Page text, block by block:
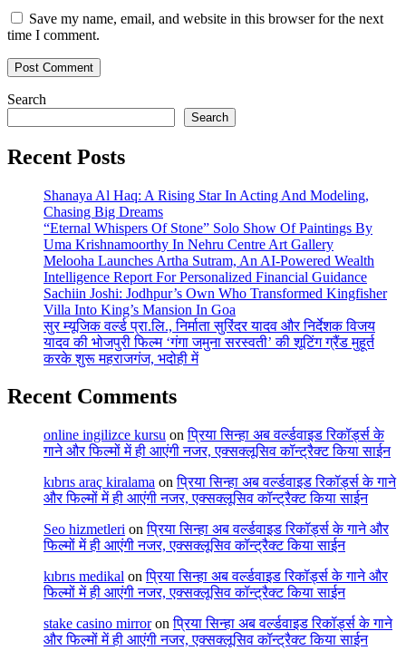
Save my name, email, and website in this browser for the next
time I comment.
Search
Search
Recent Posts
Shanaya Al Haq: A Rising Star In Acting And Modeling,
Chasing Big Dreams
“Eternal Whispers Of Stone” Solo Show Of Paintings By
Uma Krishnamoorthy In Nehru Centre Art Gallery
Melooha Launches Artha Sutram, An AI-Powered Wealth
Intelligence Report For Personalized Financial Guidance
Sachiin Joshi: Jodhpur’s Own Who Transformed Kingfisher
Villa Into King’s Mansion In Goa
सुर म्यूजिक वर्ल्ड प्रा.लि., निर्माता सुरिंदर यादव और निर्देशक विजय
यादव की भोजपुरी फिल्म ‘गंगा जमुना सरस्वती’ की शूटिंग ग्रैंड मुहूर्त
करके शुरू महराजगंज, भदोही में
Recent Comments
online ingilizce kursu onप्रिया सिन्हा अब वर्ल्डवाइड रिकॉर्ड्स के
गाने और फिल्मों में ही आएंगी नजर, एक्सक्लूसिव कॉन्ट्रैक्ट किया साईन
kıbrıs araç kiralama onप्रिया सिन्हा अब वर्ल्डवाइड रिकॉर्ड्स के गाने
और फिल्मों में ही आएंगी नजर, एक्सक्लूसिव कॉन्ट्रैक्ट किया साईन
Seo hizmetleri onप्रिया सिन्हा अब वर्ल्डवाइड रिकॉर्ड्स के गाने और
फिल्मों में ही आएंगी नजर, एक्सक्लूसिव कॉन्ट्रैक्ट किया साईन
kıbrıs medikal onप्रिया सिन्हा अब वर्ल्डवाइड रिकॉर्ड्स के गाने और
फिल्मों में ही आएंगी नजर, एक्सक्लूसिव कॉन्ट्रैक्ट किया साईन
stake casino mirroronप्रिया सिन्हा अब वर्ल्डवाइड रिकॉर्ड्स के गाने
और फिल्मों में ही आएंगी नजर, एक्सक्लूसिव कॉन्ट्रैक्ट किया साईन